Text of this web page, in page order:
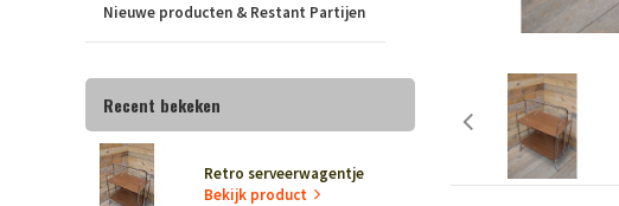
Nieuwe producten & Restant Partijen
Recent bekeken
Retro serveerwagentje
Bekijk product